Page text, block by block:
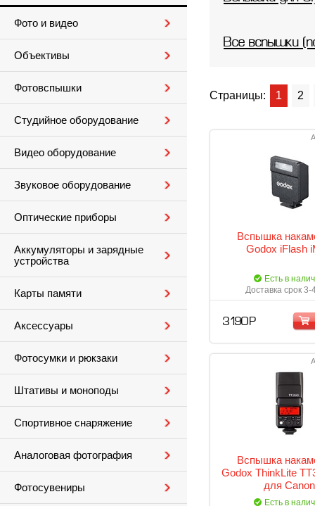
Фото и видео
Объективы
Фотовспышки
Студийное оборудование
Видео оборудование
Звуковое оборудование
Оптические приборы
Аккумуляторы и зарядные
устройства
Карты памяти
Аксессуары
Фотосумки и рюкзаки
Штативы и моноподы
Спортивное снаряжение
Аналоговая фотография
Фотосувениры
Все вспышки
Страницы: 1 2
Вспышка
Godox iFlash
Есть в
Доставка срок 3-
3 190 Р
Вспышка
Godox ThinkLite
для Canon
Есть в